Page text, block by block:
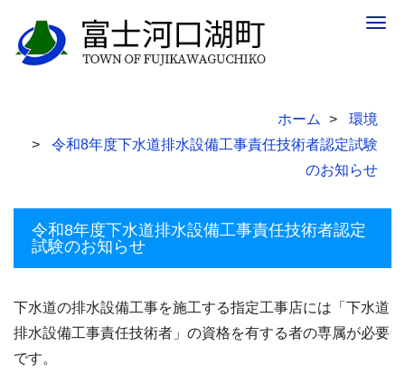
ホーム
環境
令和8年度下水道排水設備工事責任技術者認定試験
のお知らせ
令和8年度下水道排水設備工事責任技術者認定
試験のお知らせ
下水道の排水設備工事を施工する指定工事店には「下水道
排水設備工事責任技術者」の資格を有する者の専属が必要
です。